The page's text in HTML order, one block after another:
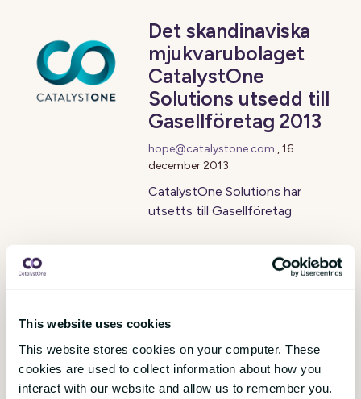
This website uses cookies
This website stores cookies on your computer. These
cookies are used to collect information about how you
interact with our website and allow us to remember you.
Det skandinaviska
mjukvarubolaget
CatalystOne
Solutions utsedd till
Gasellföretag 2013
hope@catalystone.com ,16
december 2013
CatalystOne Solutions har
utsetts till Gasellföretag
Toyota Norge
ledarskapsprocesser
med CatalystOne
hope@catalystone.com ,07
oktober 2013